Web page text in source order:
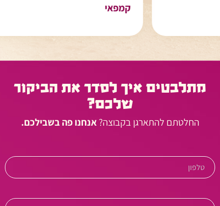
מתלבטים איך לסדר את הביקור
שלכם?
החלטתם להתארגן בקבוצה?אנחנו פה בשבילכם.